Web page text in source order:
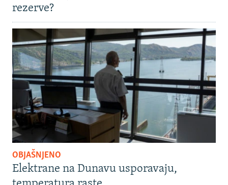
rezerve?
OBJAŠNJENO
Elektrane na Dunavu usporavaju,